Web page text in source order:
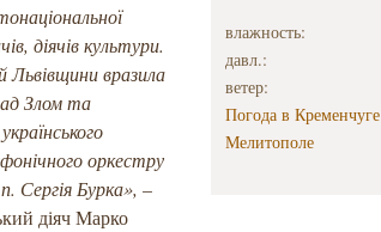
діячів культури.
Львівщини вразила
Злом та
оркестру
Сергія Бурка», –
діяч Марко
влажность:
давл.:
ветер:
Погода в Кременчуге
Мелитополе